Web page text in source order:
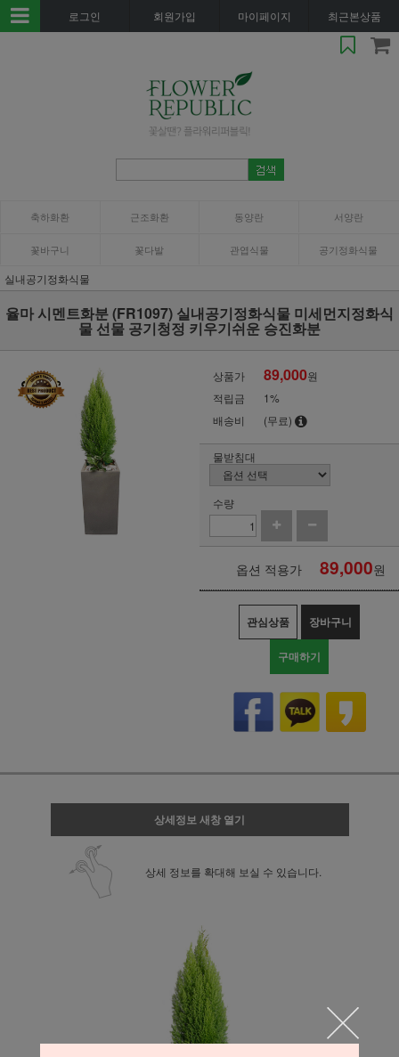
로그인 회원가입 마이페이지 최근본상품
축하화환 근조화환 동양란 서양란
꽃바구니 꽃다발 관엽식물 공기정화식물
실내공기정화식물
율마 시멘트화분 (FR1097) 실내공기정화식물 미세먼지정화식
물 선물 공기청정 키우기쉬운 승진화분
상품가 89,000원
적립금
1%
배송비
(무료)
물받침대
수량
옵션 적용가 89,000원
관심상품 장바구니
구매하기
상세정보 새창 열기
상세 정보를 확대해 보실 수 있습니다.